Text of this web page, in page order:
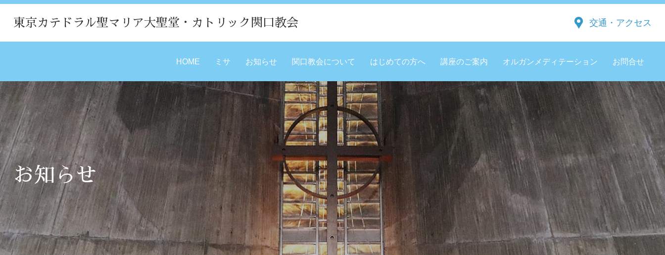
東京カテドラル聖マリア大聖堂・カトリック関口教会 交通・アクセス
HOME ミサ お知らせ 関口教会について はじめての方へ 講座のご案内 オルガンメディテーション お問合せ
お知らせ